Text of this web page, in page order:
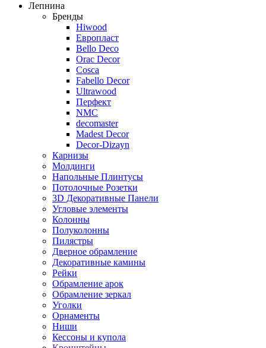
Лепнина
Бренды
Hiwood
Европласт
Bello Deco
Orac Decor
Cosca
Fabello Decor
Ultrawood
Перфект
NMC
decomaster
Madest Decor
Decor-Dizayn
Карнизы
Молдинги
Напольные Плинтусы
Потолочные Розетки
3D Декоративные Панели
Угловые элементы
Колонны
Полуколонны
Пилястры
Дверное обрамление
Декоративные камины
Рейки
Обрамление арок
Обрамление зеркал
Уголки
Орнаменты
Ниши
Кессоны и купола